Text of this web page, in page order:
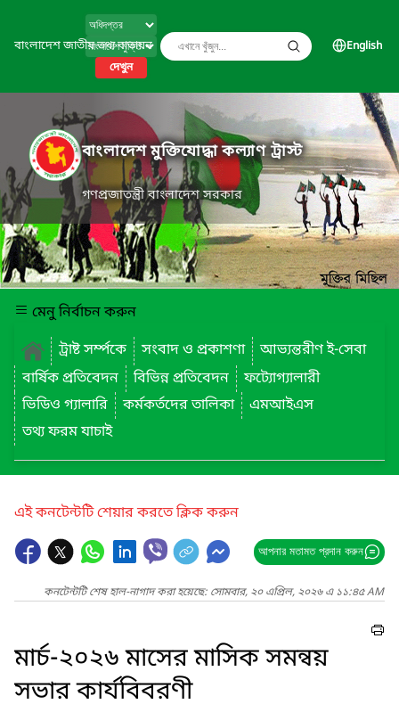
বাংলাদেশ জাতীয় তথ্য বাতায়ন
দেখুন
English
বাংলাদেশ মুক্তিযোদ্ধা কল্যাণ ট্রাস্ট
গণপ্রজাতন্ত্রী বাংলাদেশ সরকার
মেনু নির্বাচন করুন
ট্রাষ্ট সর্ম্পকে
সংবাদ ও প্রকাশণা
আভ্যন্তরীণ ই-সেবা
বার্ষিক প্রতিবেদন
বিভিন্ন প্রতিবেদন
ফট্যোগ্যালারী
ভিডিও গ্যালারি
কর্মকর্তদের তালিকা
এমআইএস
তথ্য ফরম যাচাই
এই কনটেন্টটি শেয়ার করতে ক্লিক করুন
আপনার মতামত প্রদান করুন
কনটেন্টটি শেষ হাল-নাগাদ করা হয়েছে: সোমবার, ২০ এপ্রিল, ২০২৬ এ ১১:৪৫ AM
মার্চ-২০২৬ মাসের মাসিক সমন্বয়
সভার কার্যবিবরণী